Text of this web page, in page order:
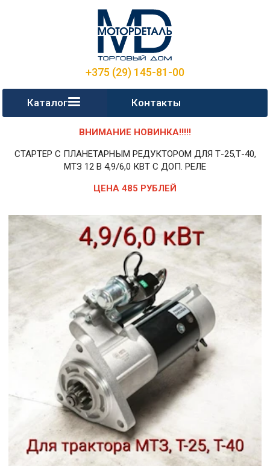
+375 (29) 145-81-00
Каталог Контакты
ВНИМАНИЕ НОВИНКА!!!!!
СТАРТЕР С ПЛАНЕТАРНЫМ РЕДУКТОРОМ ДЛЯ Т-25,Т-40,
МТЗ 12 В 4,9/6,0 КВТ С ДОП. РЕЛЕ
ЦЕНА 485 РУБЛЕЙ